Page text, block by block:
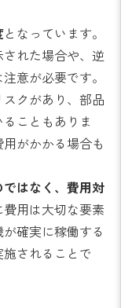
となっています。
れた場合や、逆
意が必要です。
クがあり、部品
こともありま
がかかる場合も
はなく、費用対
用は大切な要素
確実に稼働する
されることで